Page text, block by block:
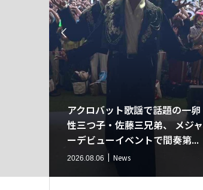

アクロバット歌謡で話題の一卵
性三つ子・佐藤三兄弟、 メジャ
ーデビューイベントで間奏第...
2026.08.06 News